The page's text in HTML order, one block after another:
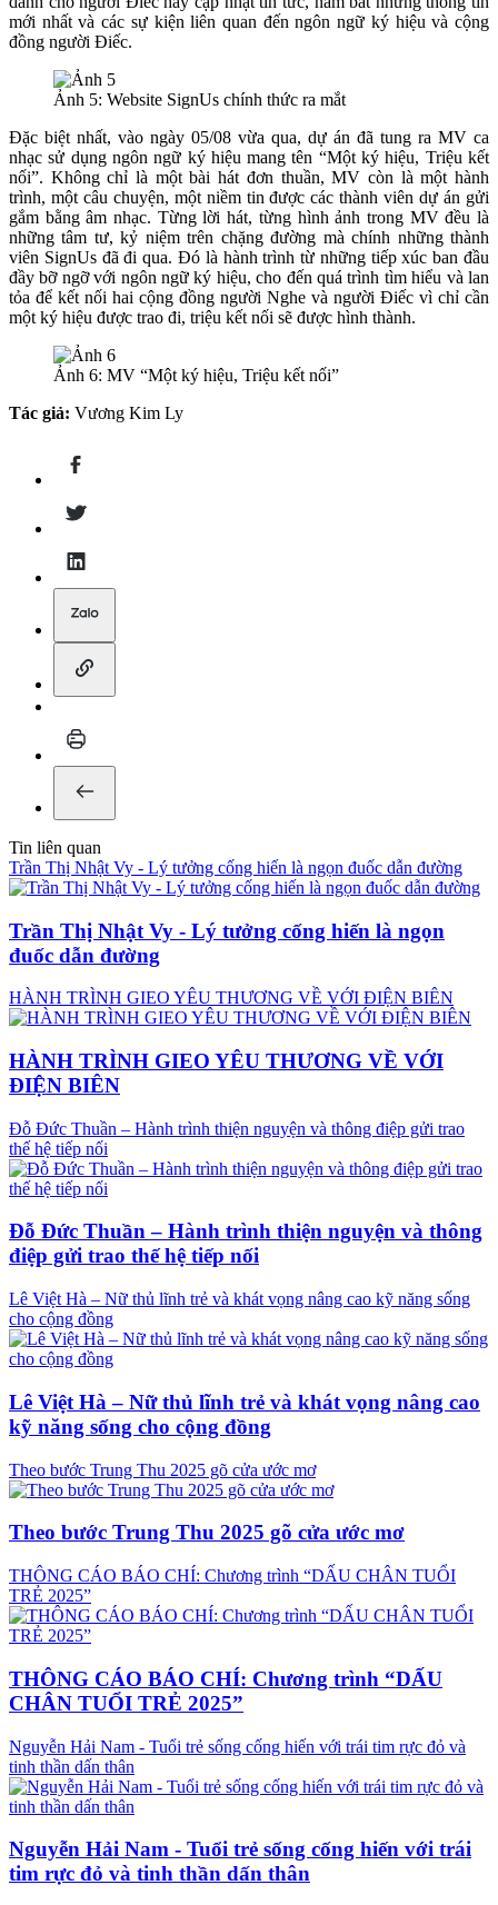
mới nhất và các sự kiện liên quan đến ngôn ngữ ký hiệu và cộng
đồng người Điếc.
Ảnh 5: Website SignUs chính thức ra mắt
Đặc biệt nhất, vào ngày 05/08 vừa qua, dự án đã tung ra MV ca
nhạc sử dụng ngôn ngữ ký hiệu mang tên “Một ký hiệu, Triệu kết
nối”. Không chỉ là một bài hát đơn thuần, MV còn là một hành
trình, một câu chuyện, một niềm tin được các thành viên dự án gửi
gắm bằng âm nhạc. Từng lời hát, từng hình ảnh trong MV đều là
những tâm tư, kỷ niệm trên chặng đường mà chính những thành
viên SignUs đã đi qua. Đó là hành trình từ những tiếp xúc ban đầu
đầy bỡ ngỡ với ngôn ngữ ký hiệu, cho đến quá trình tìm hiểu và lan
tỏa để kết nối hai cộng đồng người Nghe và người Điếc vì chỉ cần
một ký hiệu được trao đi, triệu kết nối sẽ được hình thành.
Ảnh 6: MV “Một ký hiệu, Triệu kết nối”
Tác giả: Vương Kim Ly
Tin liên quan
Trần Thị Nhật Vy - Lý tưởng cống hiến là ngọn đuốc dẫn đường
Trần Thị Nhật Vy - Lý tưởng cống hiến là ngọn
đuốc dẫn đường
HÀNH TRÌNH GIEO YÊU THƯƠNG VỀ VỚI ĐIỆN BIÊN
HÀNH TRÌNH GIEO YÊU THƯƠNG VỀ VỚI
ĐIỆN BIÊN
Đỗ Đức Thuần – Hành trình thiện nguyện và thông điệp gửi trao
thế hệ tiếp nối
Đỗ Đức Thuần – Hành trình thiện nguyện và thông
điệp gửi trao thế hệ tiếp nối
Lê Việt Hà – Nữ thủ lĩnh trẻ và khát vọng nâng cao kỹ năng sống
cho cộng đồng
Lê Việt Hà – Nữ thủ lĩnh trẻ và khát vọng nâng cao
kỹ năng sống cho cộng đồng
Theo bước Trung Thu 2025 gõ cửa ước mơ
Theo bước Trung Thu 2025 gõ cửa ước mơ
THÔNG CÁO BÁO CHÍ: Chương trình “DẤU CHÂN TUỔI
TRẺ 2025”
THÔNG CÁO BÁO CHÍ: Chương trình “DẤU
CHÂN TUỔI TRẺ 2025”
Nguyễn Hải Nam - Tuổi trẻ sống cống hiến với trái tim rực đỏ và
tinh thần dấn thân
Nguyễn Hải Nam - Tuổi trẻ sống cống hiến với trái
tim rực đỏ và tinh thần dấn thân